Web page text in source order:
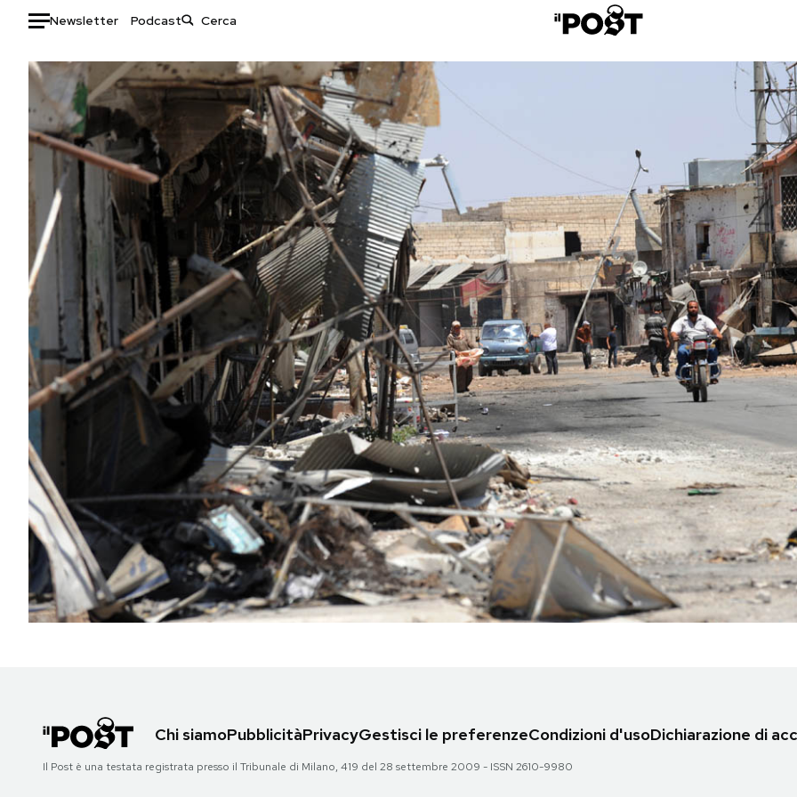
Newsletter Podcast
Auto
HOME
Italia
Mondo
Politica
Tecnologia
Internet
Scienza
Cultura
Economia
Sport
Moda
Consumismi
Storie/Idee
Ok Boomer!
Media
Europa
Altrecose
Mondiali calcio 2026
NEWSLETTER
I MIEI PREFERITI
SHOP
AREA PERSONALE
Area Personale
Chi siamoPubblicitàPrivacyGestisci le preferenzeCondizioni d'usoDichiarazione di
Il Post è una testata registrata presso il Tribunale di Milano, 419 del 28 settembre 2009 - ISSN 2610-9980